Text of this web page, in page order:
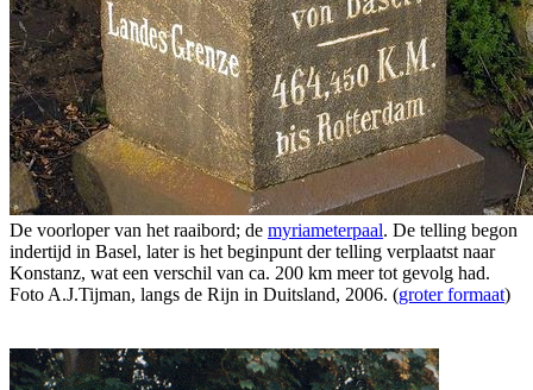
De voorloper van het raaibord; de myriameterpaal. De telling begon
indertijd in Basel, later is het beginpunt der telling verplaatst naar
Konstanz, wat een verschil van ca. 200 km meer tot gevolg had.
Foto A.J.Tijman, langs de Rijn in Duitsland, 2006. (groter formaat)